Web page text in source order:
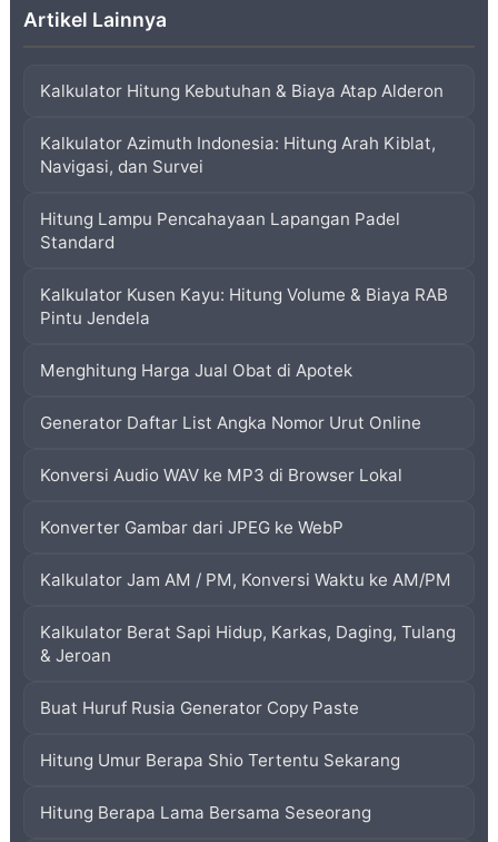
Artikel Lainnya
Kalkulator Hitung Kebutuhan & Biaya Atap Alderon
Kalkulator Azimuth Indonesia: Hitung Arah Kiblat,
Navigasi, dan Survei
Hitung Lampu Pencahayaan Lapangan Padel
Standard
Kalkulator Kusen Kayu: Hitung Volume & Biaya RAB
Pintu Jendela
Menghitung Harga Jual Obat di Apotek
Generator Daftar List Angka Nomor Urut Online
Konversi Audio WAV ke MP3 di Browser Lokal
Konverter Gambar dari JPEG ke WebP
Kalkulator Jam AM / PM, Konversi Waktu ke AM/PM
Kalkulator Berat Sapi Hidup, Karkas, Daging, Tulang
& Jeroan
Buat Huruf Rusia Generator Copy Paste
Hitung Umur Berapa Shio Tertentu Sekarang
Hitung Berapa Lama Bersama Seseorang